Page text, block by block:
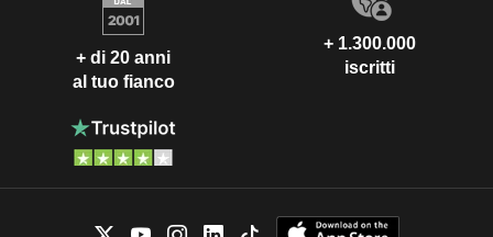
+ di 20 anni
al tuo fianco
+ 1.300.000
iscritti